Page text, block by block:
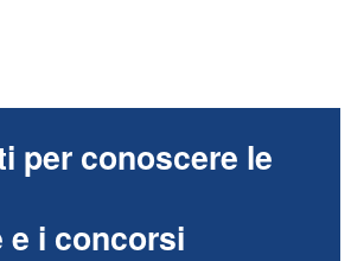
per conoscere le
e i concorsi